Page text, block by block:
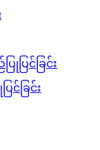
ပြင်ခြင်း
င်ခြင်း